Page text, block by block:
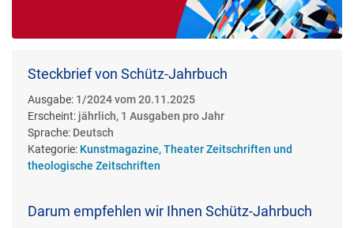
Steckbrief von Schütz-Jahrbuch
Ausgabe: 1/2024 vom 20.11.2025
Erscheint: jährlich, 1 Ausgaben pro Jahr
Sprache: Deutsch
Kategorie: Kunstmagazine, Theater Zeitschriften und
theologische Zeitschriften
Darum empfehlen wir Ihnen Schütz-Jahrbuch